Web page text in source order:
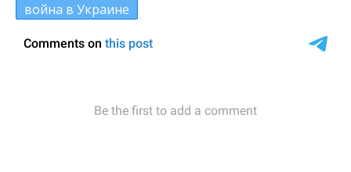
война в Украине